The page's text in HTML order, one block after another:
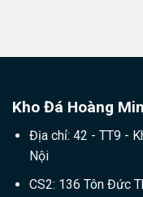
Kho Đá Hoàng
Địa chỉ: 42 - TT9 -
Nội
CS2: 136 Tôn Đức